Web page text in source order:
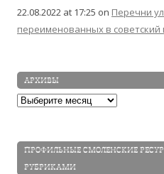
22.08.2022 at 17:25 on Перечни
переименованных в советский
АРХИВЫ
Архивы
ПРОФИЛЬНЫЕ СМОЛЕНСКИЕ
РУБРИКАМИ